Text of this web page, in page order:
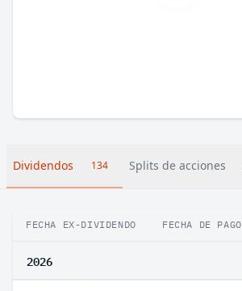
Dividendos 134 Splits de acciones
FECHA EX-DIVIDENDO FECHA DE PAGO
2026